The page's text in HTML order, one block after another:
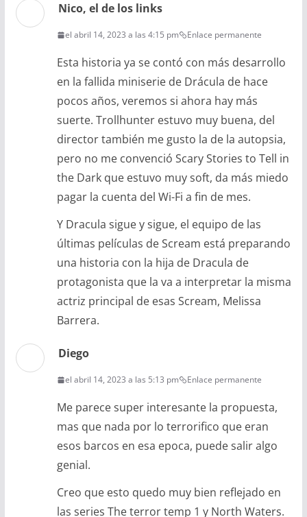
Nico, el de los links
el abril 14, 2023 a las 4:15 pm Enlace permanente
Esta historia ya se contó con más desarrollo
en la fallida miniserie de Drácula de hace
pocos años, veremos si ahora hay más
suerte. Trollhunter estuvo muy buena, del
director también me gusto la de la autopsia,
pero no me convenció Scary Stories to Tell in
the Dark que estuvo muy soft, da más miedo
pagar la cuenta del Wi-Fi a fin de mes.
Y Dracula sigue y sigue, el equipo de las
últimas películas de Scream está preparando
una historia con la hija de Dracula de
protagonista que la va a interpretar la misma
actriz principal de esas Scream, Melissa
Barrera.
Diego
el abril 14, 2023 a las 5:13 pm Enlace permanente
Me parece super interesante la propuesta,
mas que nada por lo terrorifico que eran
esos barcos en esa epoca, puede salir algo
genial.
Creo que esto quedo muy bien reflejado en
las series The terror temp 1 y North Waters.